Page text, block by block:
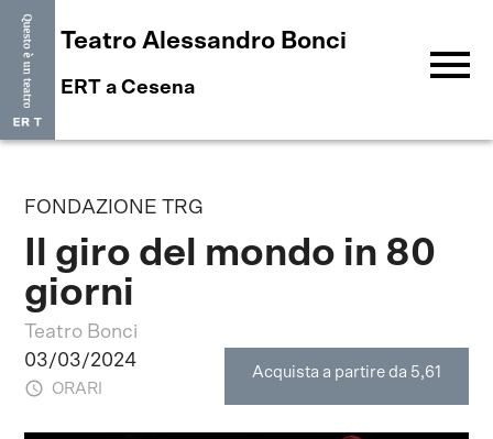
Teatro Alessandro Bonci
ERT a Cesena menu
FONDAZIONE TRG
Il giro del mondo in 80
giorni
Teatro Bonci
03/03/2024
ORARI
Acquista a partire da 5,61